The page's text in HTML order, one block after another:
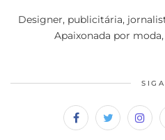
Designer, publicitária,
Apaixonada por